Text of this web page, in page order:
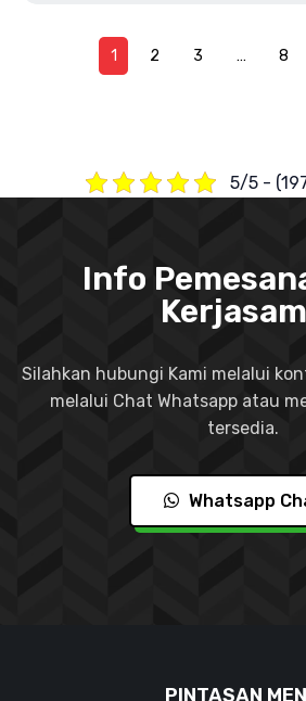
1 2 3 … 8
5/5 -
Info
Silahkan hubungi Kami melalui
melalui Chat Whatsapp atau
tersedia.
Whatsapp
PINTASAN